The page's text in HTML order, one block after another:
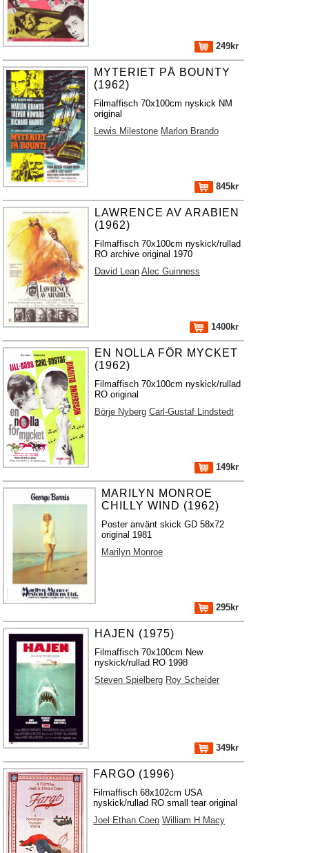
249kr
MYTERIET PÅ BOUNTY
(1962)
Filmaffisch 70x100cm nyskick NM
original
Lewis Milestone Marlon Brando
845kr
LAWRENCE AV ARABIEN
(1962)
Filmaffisch 70x100cm nyskick/rullad
RO archive original 1970
David Lean Alec Guinness
1400kr
EN NOLLA FÖR MYCKET
(1962)
Filmaffisch 70x100cm nyskick/rullad
RO original
Börje Nyberg Carl-Gustaf Lindstedt
149kr
MARILYN MONROE
CHILLY WIND (1962)
Poster använt skick GD 58x72
original 1981
Marilyn Monroe
295kr
HAJEN (1975)
Filmaffisch 70x100cm New
nyskick/rullad RO 1998
Steven Spielberg Roy Scheider
349kr
FARGO (1996)
Filmaffisch 68x102cm USA
nyskick/rullad RO small tear original
Joel Ethan Coen William H Macy